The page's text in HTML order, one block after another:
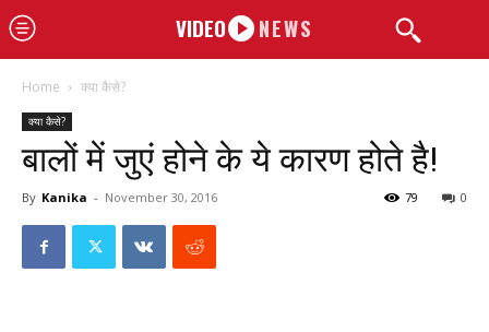
VIDEO NEWS
Home क्या कैसे?
क्या कैसे?
बालों में जुएं होने के ये कारण होते है!
By Kanika - November 30, 2016 0
79